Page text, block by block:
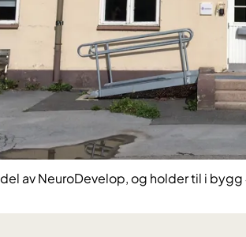
del av NeuroDevelop, og holder til i